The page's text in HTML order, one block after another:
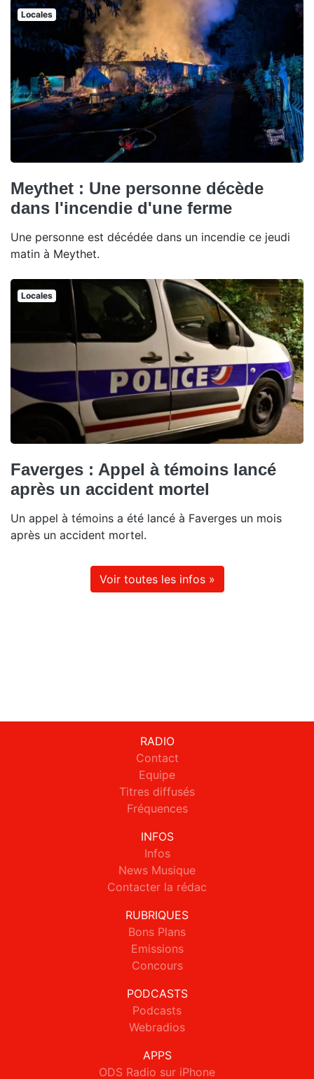
Locales
Meythet : Une personne décède
dans l'incendie d'une ferme
Une personne est décédée dans un incendie ce jeudi
matin à Meythet.
Locales
Faverges : Appel à témoins lancé
après un accident mortel
Un appel à témoins a été lancé à Faverges un mois
après un accident mortel.
Voir toutes les infos »
RADIO
Contact
Equipe
Titres diffusés
Fréquences
INFOS
Infos
News Musique
Contacter la rédac
RUBRIQUES
Bons Plans
Emissions
Concours
PODCASTS
Podcasts
Webradios
APPS
ODS Radio sur iPhone